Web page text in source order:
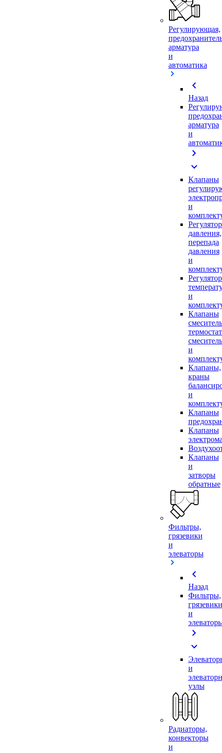
Регулирующая,
арматура
и
автоматика
chevron_left
Назад
арматура
и
chevron_right
expand_more
Клапаны
и
давления,
перепада
давления
и
и
Клапаны
и
Клапаны,
краны
и
Клапаны
Клапаны
Клапаны
и
затворы
обратные
Фильтры,
грязевики
и
элеваторы
chevron_left
Назад
Фильтры,
грязевики
и
chevron_right
expand_more
и
узлы
Радиаторы,
конвекторы
и